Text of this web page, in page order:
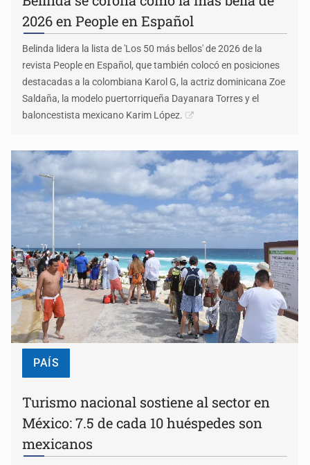
2026 en People en Español
Belinda lidera la lista de 'Los 50 más bellos' de 2026 de la
revista People en Español, que también colocó en posiciones
destacadas a la colombiana Karol G, la actriz dominicana Zoe
Saldaña, la modelo puertorriqueña Dayanara Torres y el
baloncestista mexicano Karim López.
PAÍS
Turismo nacional sostiene al sector en
México: 7.5 de cada 10 huéspedes son
mexicanos